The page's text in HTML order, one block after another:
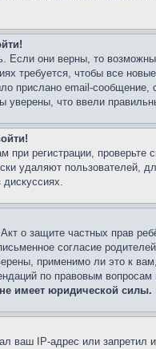
Если они верны, то
требуется, чтобы все
прислано email-
что ввели
при регистрации,
удаляют
дискуссиях.
о защите частных прав
согласие
применимо ли это к
по правовым
имеет юридической силы.
ваш IP-адрес или